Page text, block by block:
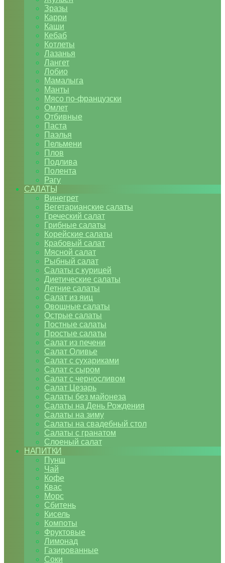
Зразы
Карри
Каши
Кебаб
Котлеты
Лазанья
Лангет
Лобио
Мамалыга
Манты
Мясо по-французски
Омлет
Отбивные
Паста
Паэлья
Пельмени
Плов
Подлива
Полента
Рагу
САЛАТЫ
Винегрет
Вегетарианские салаты
Греческий салат
Грибные салаты
Корейские салаты
Крабовый салат
Мясной салат
Рыбный салат
Салаты с курицей
Диетические салаты
Летние салаты
Салат из яиц
Овощные салаты
Острые салаты
Постные салаты
Простые салаты
Салат из печени
Салат Оливье
Салат с сухариками
Салат с сыром
Салат с черносливом
Салат Цезарь
Салаты без майонеза
Салаты на День Рождения
Салаты на зиму
Салаты на свадебный стол
Салаты с гранатом
Слоеный салат
НАПИТКИ
Пунш
Чай
Кофе
Квас
Морс
Сбитень
Кисель
Компоты
Фруктовые
Лимонад
Газированные
Соки